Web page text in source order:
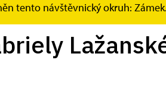
tento návštěvnický okruh: Zámek.